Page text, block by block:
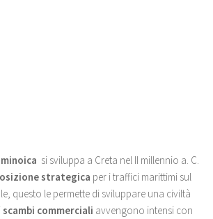
si sviluppa a Creta nel II millennio a. C.
strategica per i traffici marittimi sul
questo le permette di sviluppare una civiltà
scambi commerciali avvengono intensi con